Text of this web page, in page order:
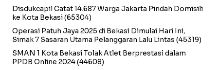
Disdukcapil Catat 14.687 Warga Jakarta Pindah Domisili
ke Kota Bekasi(65304)
Operasi Patuh Jaya 2025 di Bekasi Dimulai Hari Ini,
Simak 7 Sasaran Utama Pelanggaran Lalu Lintas (45319)
SMAN 1 Kota Bekasi Tolak Atlet Berprestasi dalam
PPDB Online 2024(44608)